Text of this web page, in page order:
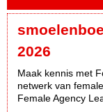
2026
Maak kennis met
netwerk van
Female Agency